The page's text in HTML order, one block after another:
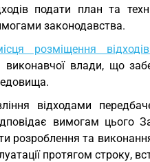
подати план та
законодавства.
розміщення
влади, що
відходами
вимогам цього
розроблення та
протягом строку,